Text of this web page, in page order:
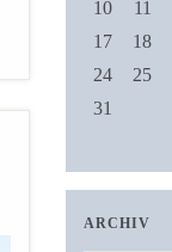
10
11
17
18
24
25
31
ARCHIV